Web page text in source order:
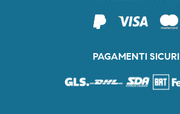
PAGAMENTI SICURI